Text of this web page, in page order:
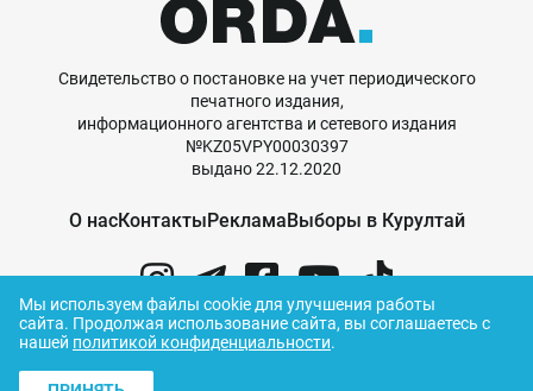
Свидетельство о постановке на учет периодического
печатного издания,
информационного агентства и сетевого издания
№KZ05VPY00030397
выдано 22.12.2020
О насКонтактыРекламаВыборы в Курултай
© ORDA,2026.Правила использования
Мы используем файлы cookie для улучшения работы
сайта. Продолжая использование сайта, вы соглашаетесь с
нашей политикой конфиденциальности.